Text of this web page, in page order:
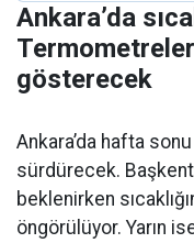
Ankara’da
gösterecek
Ankara’da hafta
sürdürecek.
beklenirken
öngörülüyor. Yarın